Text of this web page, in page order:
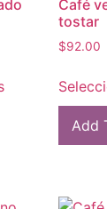
Café
tostar
$92.00
Add